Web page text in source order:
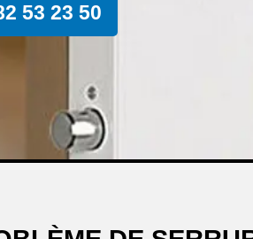
53 23 50